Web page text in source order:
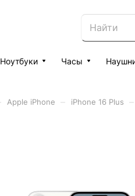
Ноутбуки Часы
Apple iPhone iPhone 16 Plus